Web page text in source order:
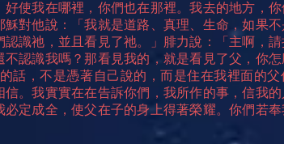
使我在哪裡，你們也在那裡。我去的地方，
對他說：「我就是道路、真理、生命，如果不
識祂，並且看見了祂。」腓力說：「主啊，
認識我嗎？那看見我的，就是看見了父，你
話，不是憑著自己說的，而是住在我裡面的父
。我實實在在告訴你們，我所作的事，信我的
定成全，使父在子的身上得著榮耀。你們若